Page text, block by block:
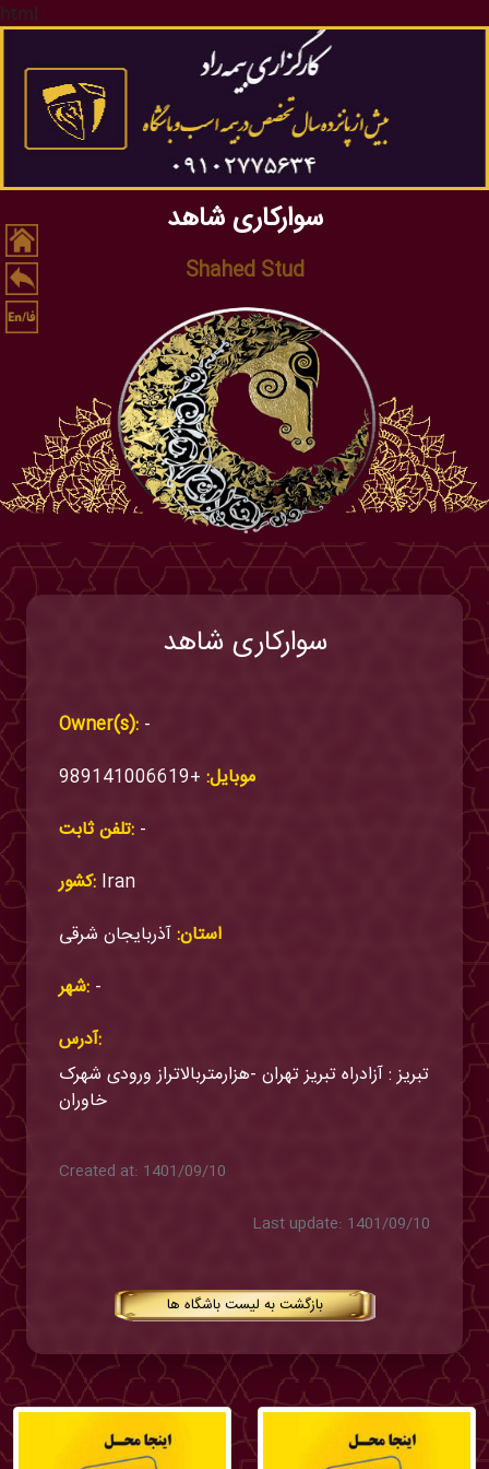
html
سوارکاری شاهد
Shahed Stud
سوارکاری شاهد
Owner(s): -
موبایل: +989141006619
تلفن ثابت: -
کشور: Iran
استان:آذربایجان شرقی
شهر: -
آدرس:
تبریز : آزادراه تبریز تهران -هزارمتربالاتراز ورودی شهرک
خاوران
Created at: 1401/09/10
Last update: 1401/09/10
بازگشت به لیست باشگاه ها